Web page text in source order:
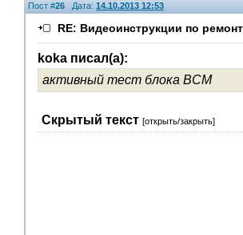
Пост #26 Дата: 14.10.2013 12:53
RE: Видеоинструкции по
koka писал(а):
активный тест блока ВСМ
Скрытый текст [открыть/закрыть]